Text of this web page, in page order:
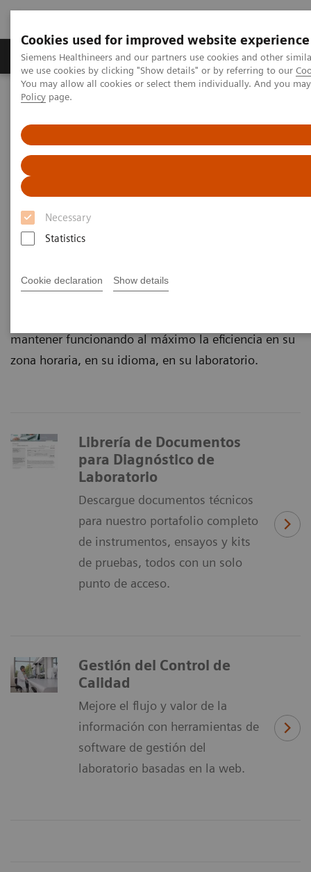
Cookies used for improved website experience
Siemens Healthineers and our partners use cookies and other
we use cookies by clicking "Show details" or by referring to our
You may allow all cookies or select them individually. And you
Policy page.
Necessary
Statistics
Cookie declaration Show details
Productos y servicios Especialidades Clínicas
Siemens Healthineers Latinoamérica
Servicios y Soporte
Servicios y Soporte
Programa Siemens Atención al Cliente
experiencia y apoyo en línea, en el sitio, y por
mantener funcionando al máximo la eficiencia en su
zona horaria, en su idioma, en su laboratorio.
Librería de Documentos
para Diagnóstico de
Laboratorio
Descargue documentos técnicos
para nuestro portafolio completo
de instrumentos, ensayos y kits
de pruebas, todos con un solo
punto de acceso.
Gestión del Control de
Calidad
Mejore el flujo y valor de la
información con herramientas de
software de gestión del
laboratorio basadas en la web.